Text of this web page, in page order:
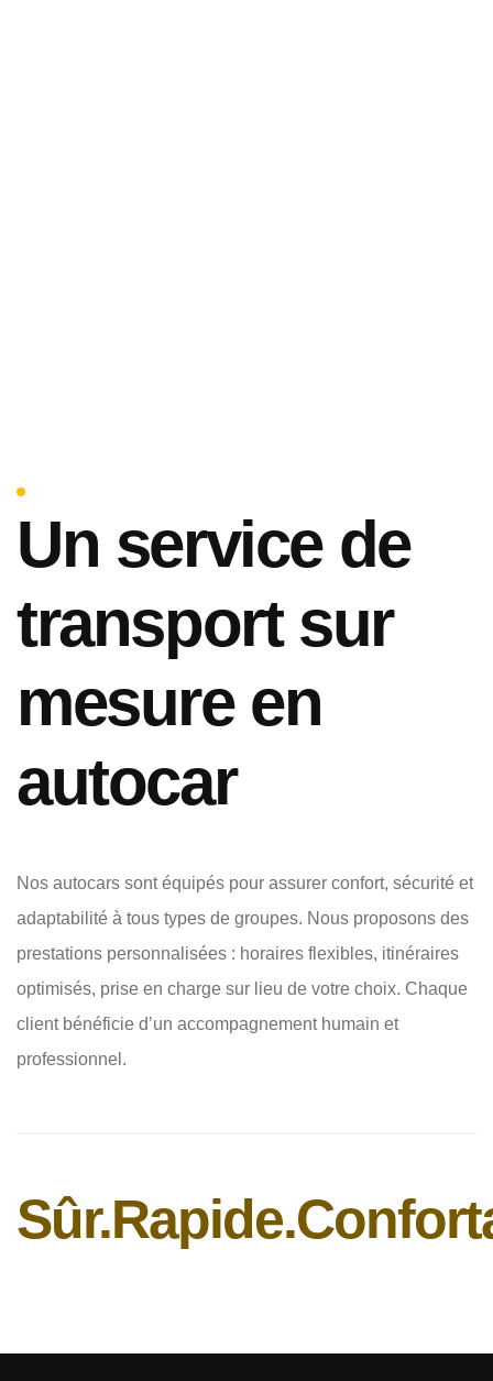
Un service de
transport sur
mesure en
autocar
Nos autocars sont équipés pour assurer confort, sécurité et
adaptabilité à tous types de groupes. Nous proposons des
prestations personnalisées : horaires flexibles, itinéraires
optimisés, prise en charge sur lieu de votre choix. Chaque
client bénéficie d’un accompagnement humain et
professionnel.
Sûr.Rapide.